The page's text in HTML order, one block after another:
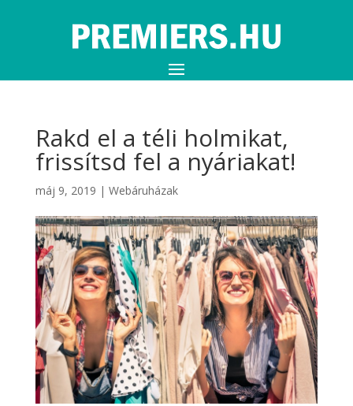
Rakd el a téli holmikat,
frissítsd fel a nyáriakat!
máj 9, 2019 | Webáruházak